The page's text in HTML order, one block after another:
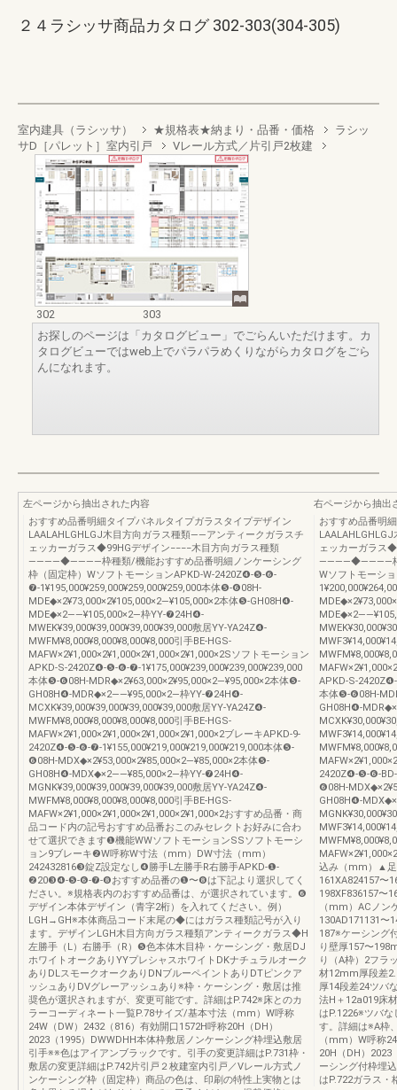
２４ラシッサ商品カタログ 302-303(304-305)
室内建具（ラシッサ） ★規格表★納まり・品番・価格
ラシッ
サD［パレット］室内引戸
Vレール方式／片引戸2枚建
302
303
お探しのページは「カタログビュー」でごらんいただけます。カ
タログビューではweb上でパラパラめくりながらカタログをごら
んになれます。
左ページから抽出された内容
おすすめ品番明細タイプパネルタイプガラスタイプデザイン
LAALAHLGHLGJ木目方向ガラス種類――アンティークガラスチ
ェッカーガラス◆99HGデザイン−−−−木目方向ガラス種類
――――◆――――枠種類/機能おすすめ品番明細ノンケーシング
枠（固定枠）WソフトモーションAPKD-W-2420Z❹-❺-❻-
❼-1¥195,000¥259,000¥259,000¥259,000本体❺-❻08H-
MDE◆×2¥73,000×2¥105,000×2―¥105,000×2本体❺-GH08H❹-
MDE◆×2――¥105,000×2―枠YY-❼24H❹-
MWEK¥39,000¥39,000¥39,000¥39,000敷居YY-YA24Z❹-
MWFM¥8,000¥8,000¥8,000¥8,000引手BE-HGS-
MAFW×2¥1,000×2¥1,000×2¥1,000×2¥1,000×2Sソフトモーション
APKD-S-2420Z❹-❺-❻-❼-1¥175,000¥239,000¥239,000¥239,000
本体❺-❻08H-MDR◆×2¥63,000×2¥95,000×2―¥95,000×2本体❺-
GH08H❹-MDR◆×2――¥95,000×2―枠YY-❼24H❹-
MCXK¥39,000¥39,000¥39,000¥39,000敷居YY-YA24Z❹-
MWFM¥8,000¥8,000¥8,000¥8,000引手BE-HGS-
MAFW×2¥1,000×2¥1,000×2¥1,000×2¥1,000×2ブレーキAPKD-9-
2420Z❹-❺-❻-❼-1¥155,000¥219,000¥219,000¥219,000本体❺-
❻08H-MDX◆×2¥53,000×2¥85,000×2―¥85,000×2本体❺-
GH08H❹-MDX◆×2――¥85,000×2―枠YY-❼24H❹-
MGNK¥39,000¥39,000¥39,000¥39,000敷居YY-YA24Z❹-
MWFM¥8,000¥8,000¥8,000¥8,000引手BE-HGS-
MAFW×2¥1,000×2¥1,000×2¥1,000×2¥1,000×2おすすめ品番・商
品コード内の記号おすすめ品番おこのみセレクトお好みに合わ
せて選択できます❶機能WWソフトモーションSSソフトモーシ
ョン9ブレーキ❷W呼称W寸法（mm）DW寸法（mm）
242432816❸錠Z設定なし❹勝手L左勝手R右勝手APKD-❶-
❷20❸❹-❺-❻-❼-❽おすすめ品番の❶〜❽は下記より選択してく
ださい。※規格表内のおすすめ品番は、が選択されています。❻
デザイン本体デザイン（青字2桁）を入れてください。例）
LGH→GH※本体商品コード末尾の◆にはガラス種類記号が入り
ます。デザインLGH木目方向ガラス種類アンティークガラス◆H
左勝手（L）右勝手（R）❺色本体木目枠・ケーシング・敷居DJ
ホワイトオークありYYプレシャスホワイトDKナチュラルオーク
ありDLスモークオークありDNブルーペイントありDTピンクア
ッシュありDVグレーアッシュあり※枠・ケーシング・敷居は推
奨色が選択されますが、変更可能です。詳細はP.742※床とのカ
ラーコーディネート一覧P.78サイズ/基本寸法（mm）W呼称
24W（DW）2432（816）有効開口1572H呼称20H（DH）
2023（1995）DWWDHH本体枠敷居ノンケーシング枠埋込敷居
引手※※色はアイアンブラックです。引手の変更詳細はP.731枠・
敷居の変更詳細はP.742片引戸２枚建室内引戸／Vレール方式ノ
ンケーシング枠（固定枠）商品の色は、印刷の特性上実物とは
右ページから抽出
おすすめ品番明
ェッカーガラス
――――◆――――枠
Wソフトモーシ
APKD-S-
本体❺-❻08H-
GH08H❹-
2420Z❹-❺-❻-BD-
❻08H-
GH08H❹-
込み（mm）▲
161XA824157〜
198XF836157〜
（mm）ACノン
130AD171131〜
187※ケーシング
り壁厚157〜
り（A枠）2フラ
材12mm厚段差
厚14段差24ツバ
法H＋12a019床
はP.1226※ツバ
す。詳細は※A枠
（mm）W呼称
20H（DH）2023
ーシング付枠埋
はP.722ガラス・